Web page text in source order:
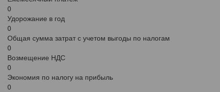
0
Удорожание в год
0
Общая сумма затрат с учетом выгоды по налогам
0
Возмещение НДС
0
Экономия по налогу на прибыль
0